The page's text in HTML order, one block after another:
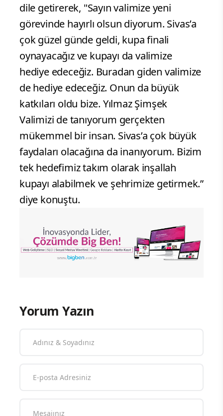
dile getirerek, "Sayın valimize yeni
görevinde hayırlı olsun diyorum. Sivas’a
çok güzel günde geldi, kupa finali
oynayacağız ve kupayı da valimize
hediye edeceğiz. Buradan giden valimize
de hediye edeceğiz. Onun da büyük
katkıları oldu bize. Yılmaz Şimşek
Valimizi de tanıyorum gerçekten
mükemmel bir insan. Sivas’a çok büyük
faydaları olacağına da inanıyorum. Bizim
tek hedefimiz takım olarak inşallah
kupayı alabilmek ve şehrimize getirmek.”
diye konuştu.
Yorum Yazın